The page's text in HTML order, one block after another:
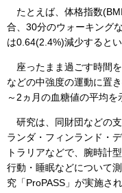
たとえば、体格指数
合、30分のウォーキング
は0.64(2.4%)減少するとい
座ったまま過ごす時間
などの中強度の運動に置
～2ヵ月の血糖値の平均を
研究は、同財団などの
ランダ・フィンランド・
トラリアなどで、腕時計
行動・睡眠などについて
究「ProPASS」が実施され